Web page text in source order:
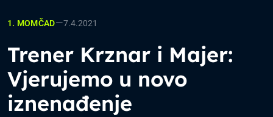
1. MOMČAD—7.4.2021
Trener Krznar i Majer:
Vjerujemo u novo
iznenađenje